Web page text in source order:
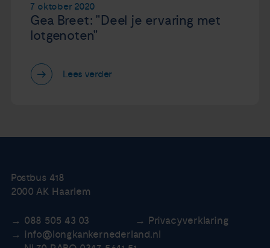
7 oktober 2020
Gea Breet: "Deel je ervaring met
lotgenoten"
Lees verder
Postbus 418
2000 AK Haarlem
088 505 43 03
Privacyverklaring
info@longkankernederland.nl